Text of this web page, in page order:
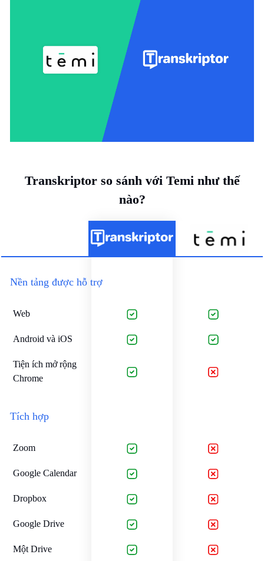
Transkriptor so sánh với Temi như thế
nào?
Nền tảng được hỗ trợ
Web
Android và iOS
Tiện ích mở rộng
Chrome
Tích hợp
Zoom
Google Calendar
Dropbox
Google Drive
Một Drive